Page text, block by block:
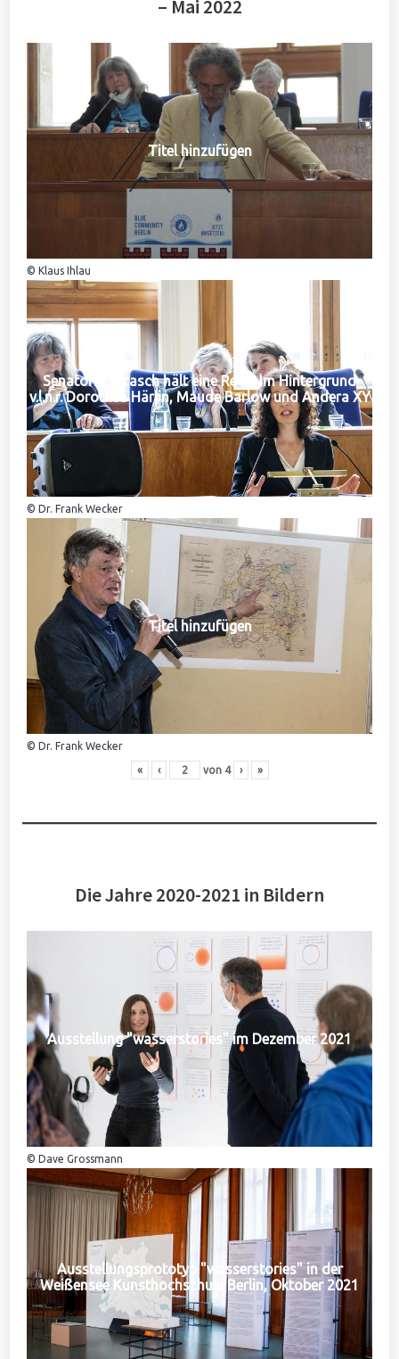
– Mai 2022
Titel hinzufügen
© Klaus Ihlau
Senatorin Jarasch hält eine Rede. Im Hintergrund
v.l.n.r. Dorothea Härlin, Maude Barlow und Andera XY
© Dr. Frank Wecker
Titel hinzufügen
© Dr. Frank Wecker
« ‹ von 4 › »
Die Jahre 2020-2021 in Bildern
Ausstellung "wasserstories" im Dezember 2021
© Dave Grossmann
Ausstellungsprototyp "wasserstories" in der
Weißensee Kunsthochschule Berlin, Oktober 2021